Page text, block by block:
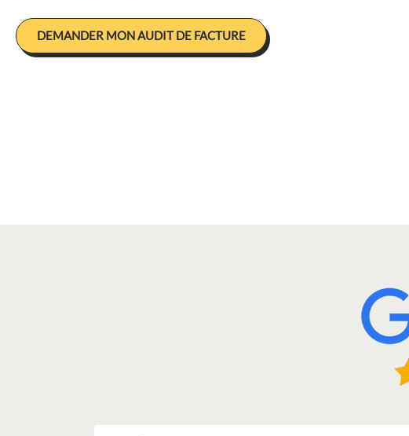
DEMANDER MON AUDIT DE FACTURE